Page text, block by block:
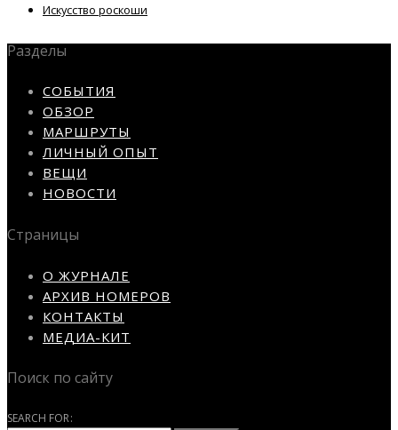
Искусство роскоши
Разделы
СОБЫТИЯ
ОБЗОР
МАРШРУТЫ
ЛИЧНЫЙ ОПЫТ
ВЕЩИ
НОВОСТИ
Страницы
О ЖУРНАЛЕ
АРХИВ НОМЕРОВ
КОНТАКТЫ
МЕДИА-КИТ
Поиск по сайту
SEARCH FOR: